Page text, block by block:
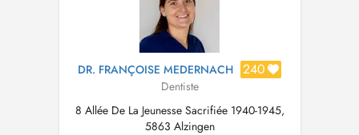
DR. FRANÇOISE MEDERNACH 240
Dentiste
8 Allée De La Jeunesse Sacrifiée 1940-1945,
5863 Alzingen